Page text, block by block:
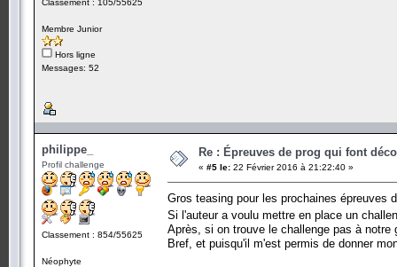
Membre Junior
Hors ligne
Messages: 52
philippe_
Profil challenge
Classement : 854/55625
Néophyte
Re : Épreuves de prog qui font
« #5 le: 22 Février 2016 à 21:22:40 »
Gros teasing pour les prochaines épreuves
Si l'auteur a voulu mettre en place un
Après, si on trouve le challenge pas à notre
Bref, et puisqu'il m'est permis de donner